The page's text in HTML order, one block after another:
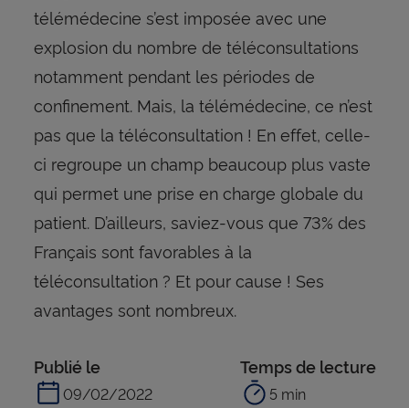
télémédecine s’est imposée avec une
explosion du nombre de téléconsultations
notamment pendant les périodes de
confinement. Mais, la télémédecine, ce n’est
pas que la téléconsultation ! En effet, celle-
ci regroupe un champ beaucoup plus vaste
qui permet une prise en charge globale du
patient. D’ailleurs, saviez-vous que 73% des
Français sont favorables à la
téléconsultation ? Et pour cause ! Ses
avantages sont nombreux.
Publié le
09/02/2022
Temps de lecture
5 min